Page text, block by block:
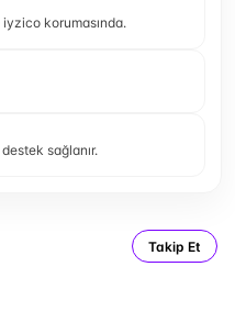
korumasında.
sağlanır.
Takip Et